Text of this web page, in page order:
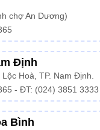
chợ An Dương)
Định
Hoà, TP. Nam Định.
- ĐT: (024) 3851 3333
Bình